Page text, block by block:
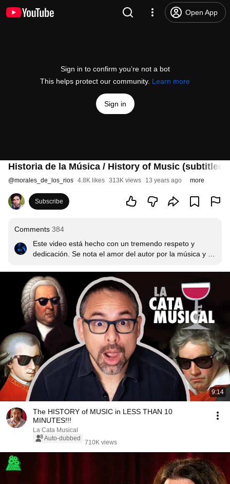
Open App
Sign in to confirm you’re not a bot
This helps protect our community. Learn more
Sign in
Historia de la Música / History of Music (subtitled
@morales_de_los_rios 4.8K likes 313K views 13 years ago more
Subscribe
Comments 384
Este video está hecho con un tremendo respeto y
dedicación. Se nota el amor del autor por la música y su
los compositores que quedaron fuera. Si bien es cierto
que faltaron muchos, agradezco la belleza de este
trabajo.
Me gustaría pedirle al autor una lista con las obras que
utilizó como back ground music.
De antemano muchas gracias !!!
9:14
The HISTORY of MUSIC in LESS THAN 10
MINUTES!!!
La Cata Musical
Auto-dubbed
710K views